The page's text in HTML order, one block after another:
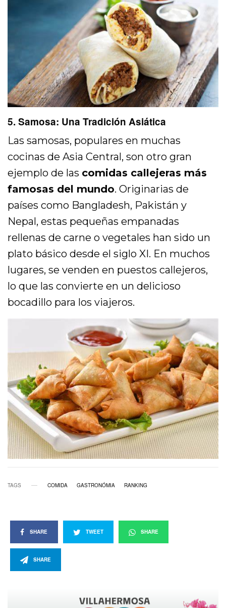
5. Samosa: Una Tradición Asiática
Las samosas, populares en muchas
cocinas de Asia Central, son otro gran
ejemplo de las comidas callejeras más
famosas del mundo. Originarias de
países como Bangladesh, Pakistán y
Nepal, estas pequeñas empanadas
rellenas de carne o vegetales han sido un
plato básico desde el siglo XI. En muchos
lugares, se venden en puestos callejeros,
lo que las convierte en un delicioso
bocadillo para los viajeros.
TAGS COMIDA GASTRONÓMIA RANKING
SHARE TWEET SHARE
SHARE